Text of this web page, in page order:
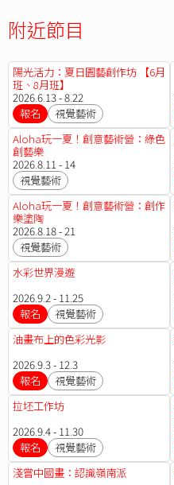
附近節目
陽光活力：夏日園藝創作坊 【6月
班、8月班】
2026.6.13 - 8.22
報名
視覺藝術
Aloha玩一夏！創意藝術營：綠色
創藝樂
2026.8.11 - 14
視覺藝術
Aloha玩一夏！創意藝術營：創作
樂塗陶
2026.8.18 - 21
視覺藝術
水彩世界漫遊
2026.9.2 - 11.25
報名
視覺藝術
油畫布上的色彩光影
2026.9.3 - 12.3
報名
視覺藝術
拉坯工作坊
2026.9.4 - 11.30
報名
視覺藝術
淺嘗中國畫：認識嶺南派